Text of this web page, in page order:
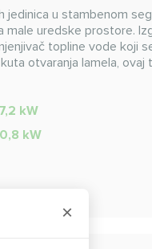
u stambenom
male uredske prostore.
topline vode koji
otvaranja lamela,
kW
kW
×